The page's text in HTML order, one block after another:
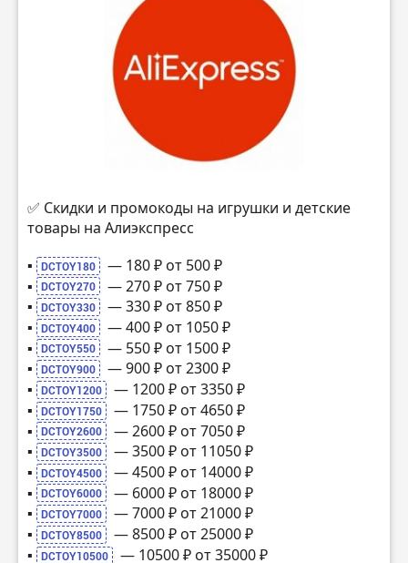
✅ Скидки и промокоды на игрушки и детские
товары на Алиэкспресс
▪️
DCTOY180
— 180 ₽ от 500 ₽
▪️
DCTOY270
— 270 ₽ от 750 ₽
▪️
DCTOY330
— 330 ₽ от 850 ₽
▪️
DCTOY400
— 400 ₽ от 1050 ₽
▪️
DCTOY550
— 550 ₽ от 1500 ₽
▪️
DCTOY900
— 900 ₽ от 2300 ₽
▪️
DCTOY1200
— 1200 ₽ от 3350 ₽
▪️
DCTOY1750
— 1750 ₽ от 4650 ₽
▪️
DCTOY2600
— 2600 ₽ от 7050 ₽
▪️
DCTOY3500
— 3500 ₽ от 11050 ₽
▪️
DCTOY4500
— 4500 ₽ от 14000 ₽
▪️
DCTOY6000
— 6000 ₽ от 18000 ₽
▪️
DCTOY7000
— 7000 ₽ от 21000 ₽
▪️
DCTOY8500
— 8500 ₽ от 25000 ₽
▪️
DCTOY10500
— 10500 ₽ от 35000 ₽